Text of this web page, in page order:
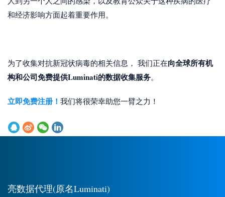
和经济影响方面起着重要作用。
为了收集对抗新冠状病毒的相关信息， 我们正在向全球所有机
构和公司免费提供Luminati的数据收集服务。
立即免费注册！ 我们将很荣幸助您一臂之力！
亮数据代理(原名Luminati)